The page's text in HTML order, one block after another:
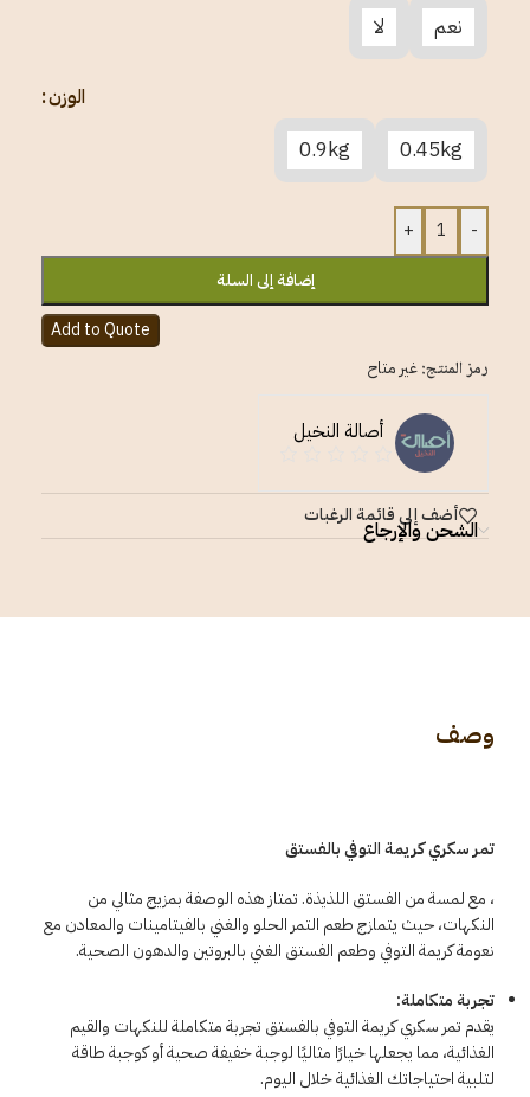
نعم لا
الوزن
0.45kg
0.9kg
-
+
إضافة إلى السلة
Add to Quote
رمز المنتج:غير متاح
أصالة النخيل
أضف إلى قائمة الرغبات
الشحن والإرجاع
وصف
تمر سكري كريمة التوفي بالفستق
، مع لمسة من الفستق اللذيذة. تمتاز هذه الوصفة بمزيج مثالي من
النكهات، حيث يتمازج طعم التمر الحلو والغني بالفيتامينات والمعادن مع
نعومة كريمة التوفي وطعم الفستق الغني بالبروتين والدهون الصحية.
تجربة متكاملة:
يقدم تمر سكري كريمة التوفي بالفستق تجربة متكاملة للنكهات والقيم
الغذائية، مما يجعلها خيارًا مثاليًا لوجبة خفيفة صحية أو كوجبة طاقة
لتلبية احتياجاتك الغذائية خلال اليوم.